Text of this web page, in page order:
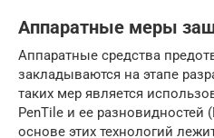
Аппаратные меры
Аппаратные средства
закладываются на этапе
таких мер является
PenTile и ее разновидностей
основе этих технологий